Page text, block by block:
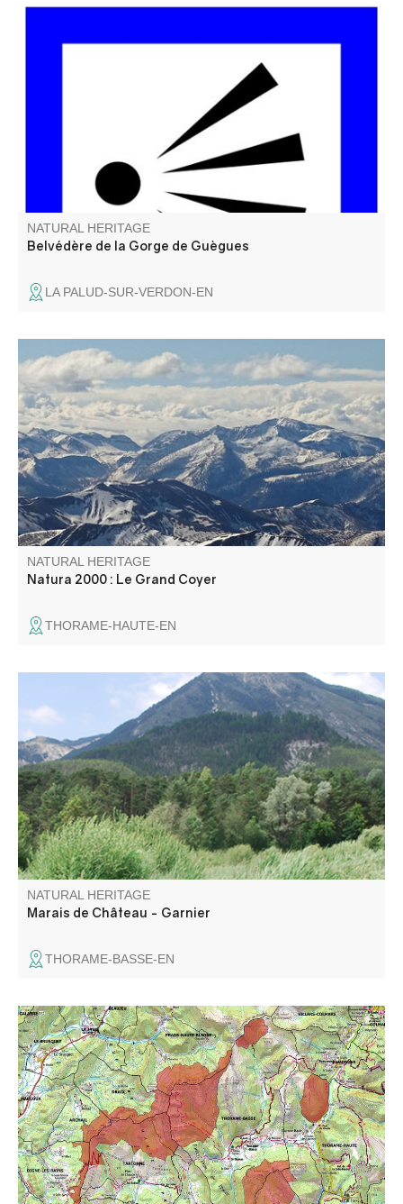
Du belvédère de la Gorge de Guègues, on surplombe les
vestiges de la ferme de Guègues, située sur un plateau
herbeux qui est au-dessus des Gorges. La ferme était
occupée par le pastre (berger) et possédait un beau
verger (amandiers, poiriers…).
NATURAL HERITAGE
Belvédère de la Gorge de Guègues
LA PALUD-SUR-VERDON-EN
Le site Natura 2000 du Grand Coyer abrite une diversité
exceptionnelle d’habitats naturels (pelouses alpines,
forêts anciennes, éboulis, zones humides) et d’espèces
animales et végétales (chauves-souris, Vipère d’Orsini,
papillons, Ancolie de Reuter).
NATURAL HERITAGE
Natura 2000 : Le Grand Coyer
THORAME-HAUTE-EN
Le Marais de Château-Garnier constitue un des rares
sites connus des Alpes de Haute-Provence.
NATURAL HERITAGE
Marais de Château - Garnier
THORAME-BASSE-EN
Constitué de 4 entités, ce massif s’élève entre les vallées
de La Bléone et du Verdon.